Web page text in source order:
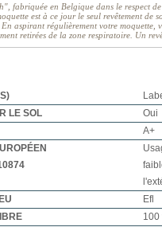
fabriquée en Belgique dans le respect
est à ce jour le seul revêtement de
aspirant régulièrement votre moquette,
retirées de la zone respiratoire. Un
LE SOL
Oui
A+
Efl
100